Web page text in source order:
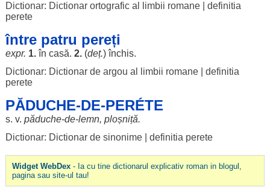
Dictionar: Dictionar ortografic al limbii romane| definitia
perete
între patru pereți
expr. 1.în casă. 2.(deț.)închis.
Dictionar: Dictionar de argou al limbii romane| definitia
perete
PĂDUCHE-DE-PERÉTE
s. v. păduche-de-lemn, ploșniță.
Dictionar: Dictionar de sinonime| definitia perete
Widget WebDex- Ia cu tine dictionarul explicativ roman in blogul,
pagina sau site-ul tau!